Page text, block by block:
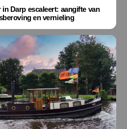
Darp escaleert: aangifte van
en vernieling